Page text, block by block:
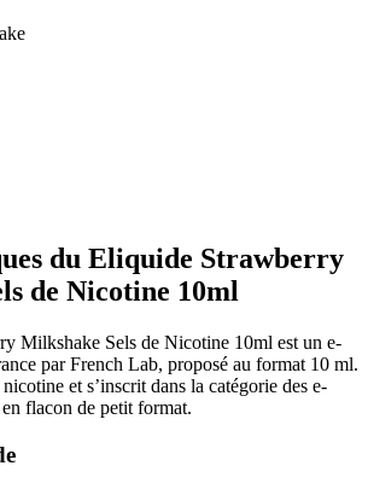
du Eliquide Strawberry
de Nicotine 10ml
Milkshake Sels de Nicotine 10ml est un e-
par French Lab, proposé au format 10 ml.
et s’inscrit dans la catégorie des e-
flacon de petit format.